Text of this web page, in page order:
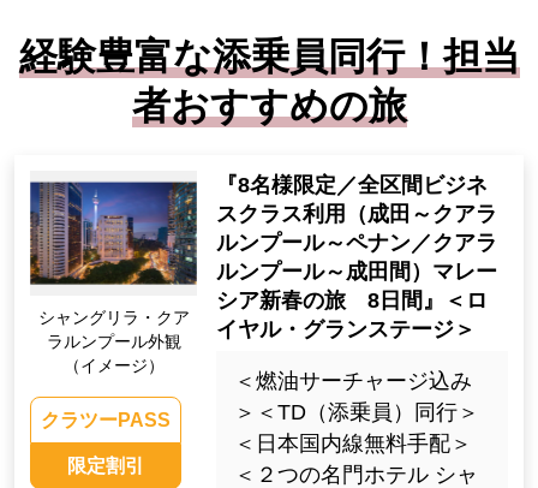
経験豊富な添乗員同行！担当
者おすすめの旅
シャングリラ・クア
ラルンプール外観
（イメージ）
クラツーPASS
限定割引
『8名様限定／全区間ビジネ
スクラス利用（成田～クアラ
ルンプール～ペナン／クアラ
ルンプール～成田間）マレー
シア新春の旅 8日間』＜ロ
イヤル・グランステージ＞
＜燃油サーチャージ込み
＞＜TD（添乗員）同行＞
＜日本国内線無料手配＞
＜２つの名門ホテル シャ